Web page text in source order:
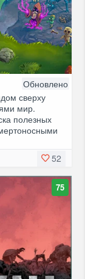
Обновлено
сверху
мир.
полезных
52
75